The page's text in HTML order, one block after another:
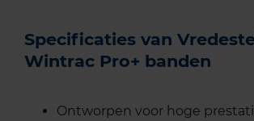
Specificaties van
Wintrac Pro+ banden
Ontworpen voor hoge